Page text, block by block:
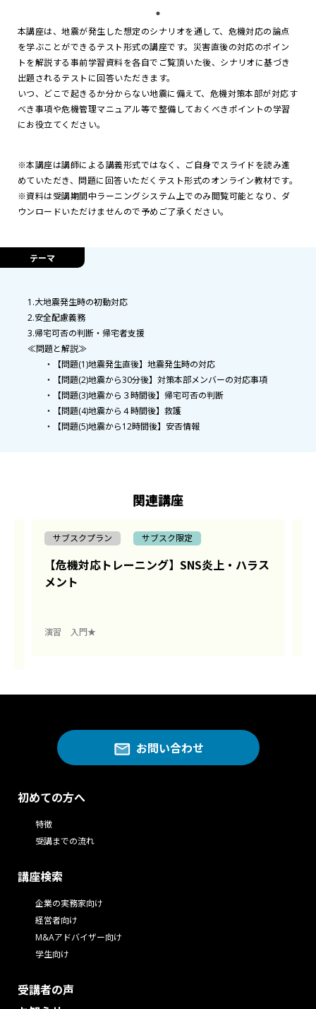
本講座は、地震が発生した想定のシナリオを通して、危機対応の論点
を学ぶことができるテスト形式の講座です。災害直後の対応のポイン
トを解説する事前学習資料を各自でご覧頂いた後、シナリオに基づき
出題されるテストに回答いただきます。
いつ、どこで起きるか分からない地震に備えて、危機対策本部が対応す
べき事項や危機管理マニュアル等で整備しておくべきポイントの学習
にお役立てください。
※本講座は講師による講義形式ではなく、ご自身でスライドを読み進
めていただき、問題に回答いただくテスト形式のオンライン教材です。
※資料は受講期間中ラーニングシステム上でのみ閲覧可能となり、ダ
ウンロードいただけませんので予めご了承ください。
テーマ
1.大地震発生時の初動対応
2.安全配慮義務
3.帰宅可否の判断・帰宅者支援
≪問題と解説≫
・【問題(1)地震発生直後】地震発生時の対応
・【問題(2)地震から30分後】対策本部メンバーの対応事項
・【問題(3)地震から３時間後】帰宅可否の判断
・【問題(4)地震から４時間後】救護
・【問題(5)地震から12時間後】安否情報
関連講座
サブスクプラン サブスク限定
【危機対応トレーニング】SNS炎上・ハラス
メント
演習 入門★
初めての方へ
特徴
受講までの流れ
講座検索
企業の実務家向け
経営者向け
M&Aアドバイザー向け
学生向け
受講者の声
お問い合わせ